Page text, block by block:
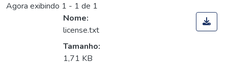
Agora exibindo 1 - 1 de 1
Nome:
license.txt
Tamanho:
1,71 KB